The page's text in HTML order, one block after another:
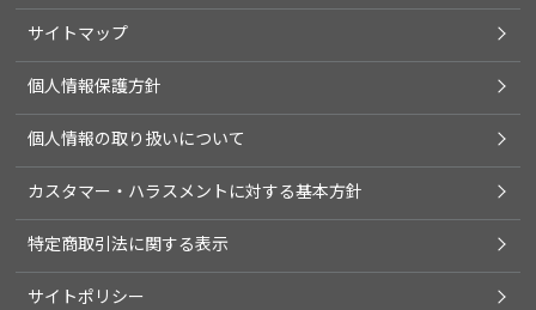
サイトマップ
個人情報保護方針
個人情報の取り扱いについて
カスタマー・ハラスメントに対する基本方針
特定商取引法に関する表示
サイトポリシー